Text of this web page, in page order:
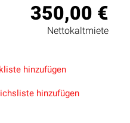
350,00 €
Nettokaltmiete
hinzufügen
hinzufügen